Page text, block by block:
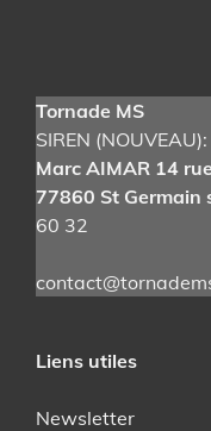
F
u
z
z
F
c
e
Tornade MS
SIREN
Marc AIMAR 14
77860 St Germain
60 32
Liens utiles
Newsletter